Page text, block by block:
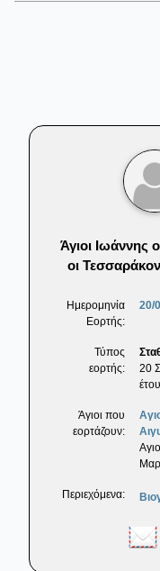
Άγιοι Ιωάννης
οι
Ημερομηνία
Εορτής:
20/
Τύπος
εορτής:
20
Άγιοι που
εορτάζουν:
Περιεχόμενα: